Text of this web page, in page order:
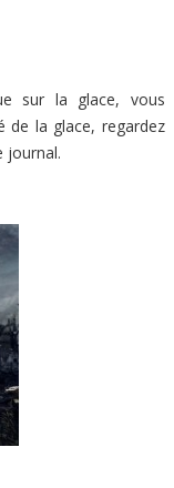
sur la glace, vous
de la glace, regardez
journal.